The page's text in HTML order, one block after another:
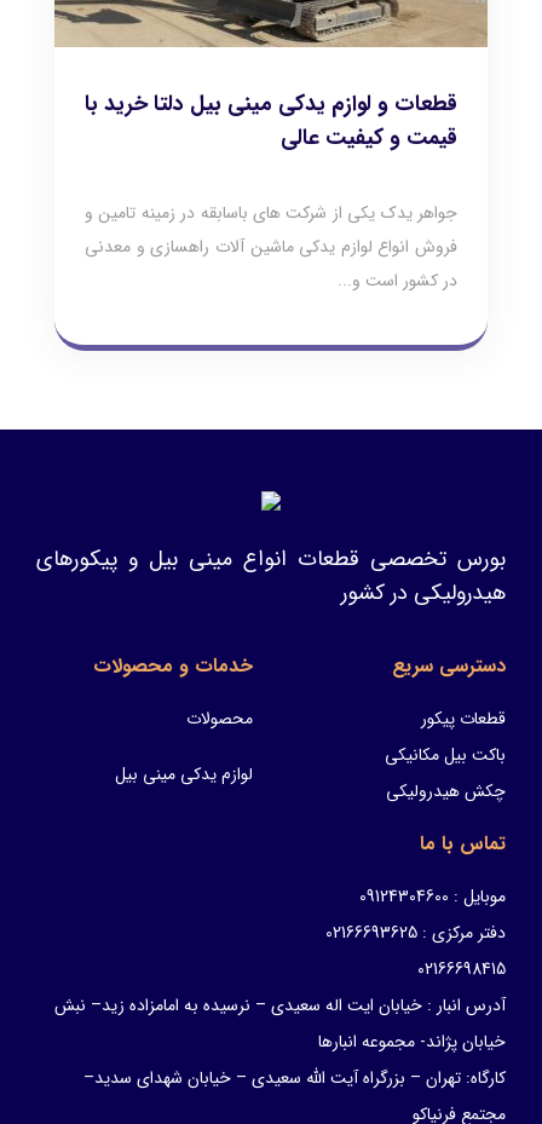
قطعات و لوازم یدکی مینی بیل دلتا خرید با
قیمت و کیفیت عالی
جواهر یدک یکی از شرکت های باسابقه در زمینه تامین و
فروش انواع لوازم یدکی ماشین آلات راهسازی و معدنی
در کشور است و...
بورس تخصصی قطعات انواع مینی بیل و پیکورهای
هیدرولیکی در کشور
دسترسی سریع
قطعات پیکور
باکت بیل مکانیکی
چکش هیدرولیکی
خدمات و محصولات
محصولات
لوازم یدکی مینی بیل
تماس با ما
موبایل : 09124304600
دفتر مرکزی : 02166693625
02166698415
آدرس انبار : خیابان ایت اله سعیدی – نرسیده به امامزاده زید– نبش
خیابان پژاند- مجموعه انبارها
کارگاه: تهران – بزرگراه آیت الله سعیدی – خیابان شهدای سدید–
مجتمع فرنیاکو